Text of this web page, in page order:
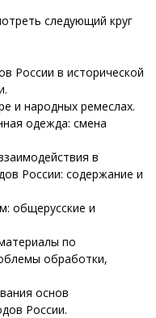
следующий круг
России в исторической
и народных ремеслах.
одежда: смена
в
России: содержание и
общерусские и
по
обработки,
основ
России.